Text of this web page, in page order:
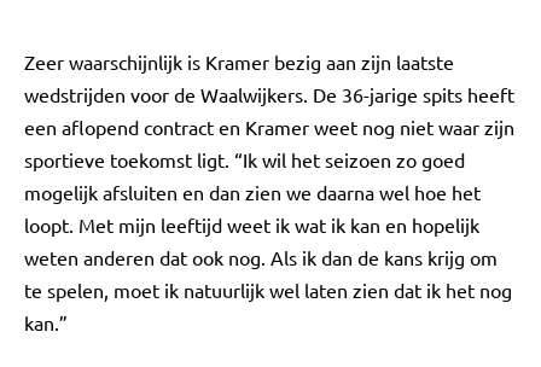
Zeer waarschijnlijk is Kramer bezig aan zijn laatste
wedstrijden voor de Waalwijkers. De 36-jarige spits heeft
een aflopend contract en Kramer weet nog niet waar zijn
sportieve toekomst ligt. “Ik wil het seizoen zo goed
mogelijk afsluiten en dan zien we daarna wel hoe het
loopt. Met mijn leeftijd weet ik wat ik kan en hopelijk
weten anderen dat ook nog. Als ik dan de kans krijg om
te spelen, moet ik natuurlijk wel laten zien dat ik het nog
kan.”